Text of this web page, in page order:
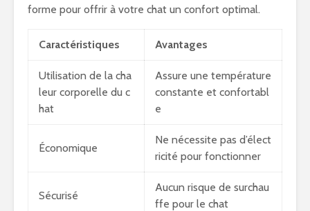
forme pour offrir à votre chat un confort optimal.
Caractéristiques Avantages
Utilisation de la cha
leur corporelle du c
hat
Assure une température
constante et confortabl
e
Économique
Ne nécessite pas d’élect
ricité pour fonctionner
Sécurisé
Aucun risque de surchau
ffe pour le chat